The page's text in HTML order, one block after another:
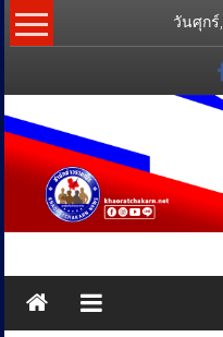
Skip
to
วันศุกร์
สำนัก
ข่าว